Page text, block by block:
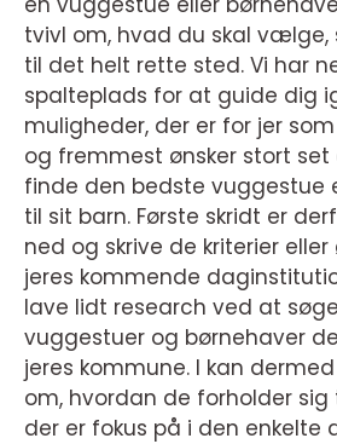
tvivl om, hvad du skal vælge,
til det helt rette sted. Vi har
spalteplads for at guide dig
muligheder, der er for jer
og fremmest ønsker stort
finde den bedste vuggestue
til sit barn. Første skridt er
ned og skrive de kriterier eller
jeres kommende
lave lidt research ved at
vuggestuer og børnehaver
jeres kommune. I kan
om, hvordan de forholder
der er fokus på i den enkelte